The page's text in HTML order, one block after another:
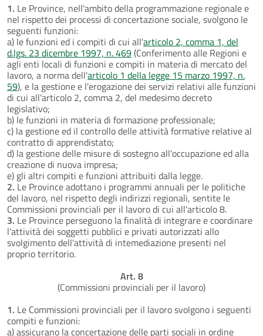
1. Le Province, nell'ambito della programmazione regionale e
nel rispetto dei processi di concertazione sociale, svolgono le
seguenti funzioni:
a) le funzioni ed i compiti di cui all'articolo 2, comma 1, del
d.lgs. 23 dicembre 1997, n. 469(Conferimento alle Regioni e
agli enti locali di funzioni e compiti in materia di mercato del
lavoro, a norma dell'articolo 1 della legge 15 marzo 1997, n.
59), e la gestione e l'erogazione dei servizi relativi alle funzioni
di cui all'articolo 2, comma 2, del medesimo decreto
legislativo;
b) le funzioni in materia di formazione professionale;
c) la gestione ed il controllo delle attività formative relative al
contratto di apprendistato;
d) la gestione delle misure di sostegno all'occupazione ed alla
creazione di nuova impresa;
e) gli altri compiti e funzioni attribuiti dalla legge.
2. Le Province adottano i programmi annuali per le politiche
del lavoro, nel rispetto degli indirizzi regionali, sentite le
Commissioni provinciali per il lavoro di cui all'articolo 8.
3. Le Province perseguono la finalità di integrare e coordinare
l'attività dei soggetti pubblici e privati autorizzati allo
svolgimento dell'attività di intemediazione presenti nel
proprio territorio.
Art. 8
(Commissioni provinciali per il lavoro)
1. Le Commissioni provinciali per il lavoro svolgono i seguenti
compiti e funzioni:
a) assicurano la concertazione delle parti sociali in ordine